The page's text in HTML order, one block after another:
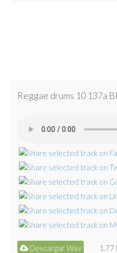
Reggae drums 10 137a
Descargar Wav 1.77